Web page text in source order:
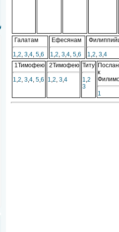
Галатам
1,2, 3,4, 5,6
Ефесянам
1,2, 3,4, 5,6 1,2, 3,4
1Тимофею
1,2, 3,4, 5,6
2Тимофею
1,2, 3,4
Титу
1,2
3
к
1